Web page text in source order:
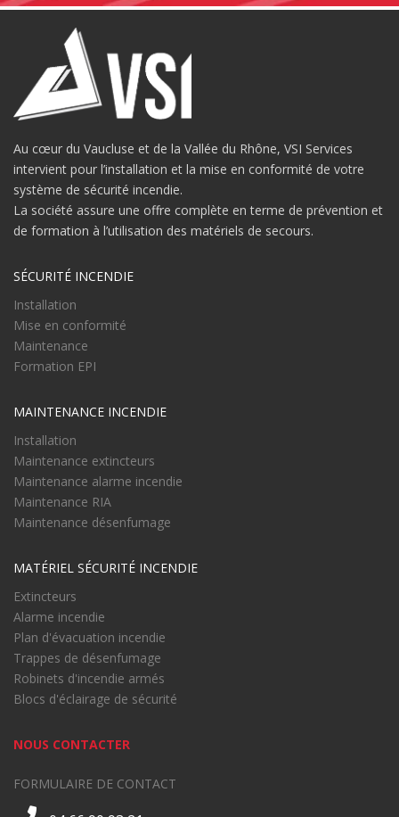
Au cœur du Vaucluse et de la Vallée du Rhône, VSI Services
intervient pour l’installation et la mise en conformité de votre
système de sécurité incendie.
La société assure une offre complète en terme de prévention et
de formation à l’utilisation des matériels de secours.
SÉCURITÉ INCENDIE
Installation
Mise en conformité
Maintenance
Formation EPI
MAINTENANCE INCENDIE
Installation
Maintenance extincteurs
Maintenance alarme incendie
Maintenance RIA
Maintenance désenfumage
MATÉRIEL SÉCURITÉ INCENDIE
Extincteurs
Alarme incendie
Plan d'évacuation incendie
Trappes de désenfumage
Robinets d'incendie armés
Blocs d'éclairage de sécurité
NOUS CONTACTER
FORMULAIRE DE CONTACT